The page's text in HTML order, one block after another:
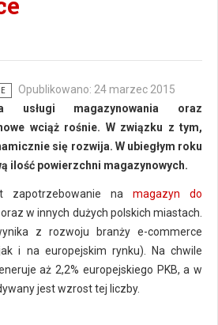
Opublikowano: 24 marzec 2015
usługi magazynowania oraz
wciąż rośnie. W związku z tym,
się rozwija. W ubiegłym roku
ilość powierzchni magazynowych.
zapotrzebowanie na magazyn do
oraz w innych dużych polskich miastach.
z rozwoju branży e-commerce
i na europejskim rynku). Na chwile
aż 2,2% europejskiego PKB, a w
jest wzrost tej liczby.